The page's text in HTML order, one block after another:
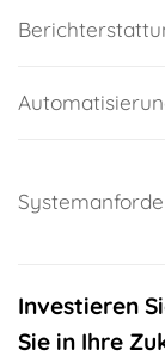
Investieren
Sie in Ihre